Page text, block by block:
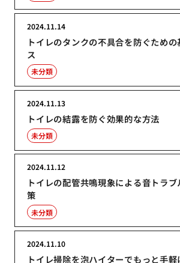
トイレのタンクの不具合を防ぐため
ス
2024.11.14
未分類
トイレの結露を防ぐ効果的な方法
2024.11.13
未分類
トイレの配管共鳴現象による音トラ
策
2024.11.12
未分類
トイレ掃除を泡ハイターでもっと手軽
2024.11.10